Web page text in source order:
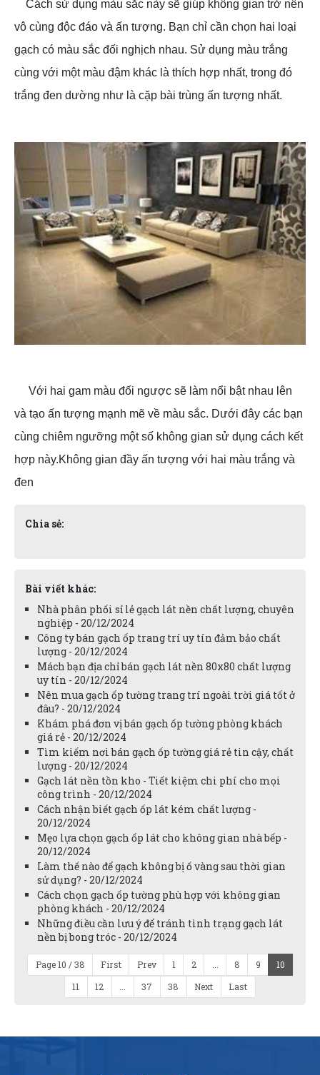
Cách sử dụng màu sắc này sẽ giúp không gian trở nên
vô cùng độc đáo và ấn tượng. Bạn chỉ cần chọn hai loại
gạch có màu sắc đối nghịch nhau. Sử dụng màu trắng
cùng với một màu đậm khác là thích hợp nhất, trong đó
trắng đen dường như là cặp bài trùng ấn tượng nhất.
Với hai gam màu đối ngược sẽ làm nổi bật nhau lên
và tạo ấn tượng mạnh mẽ về màu sắc. Dưới đây các bạn
cùng chiêm ngưỡng một số không gian sử dụng cách kết
hợp này.Không gian đầy ấn tượng với hai màu trắng và
đen
Chia sẻ:
Bài viết khác:
Nhà phân phối sỉ lẻ gạch lát nền chất lượng, chuyên
nghiệp - 20/12/2024
Công ty bán gạch ốp trang trí uy tín đảm bảo chất
lượng - 20/12/2024
Mách bạn địa chỉ bán gạch lát nền 80x80 chất lượng
uy tín - 20/12/2024
Nên mua gạch ốp tường trang trí ngoài trời giá tốt ở
đâu? - 20/12/2024
Khám phá đơn vị bán gạch ốp tường phòng khách
giá rẻ - 20/12/2024
Tìm kiếm nơi bán gạch ốp tường giá rẻ tin cậy, chất
lượng - 20/12/2024
Gạch lát nền tồn kho - Tiết kiệm chi phí cho mọi
công trình - 20/12/2024
Cách nhận biết gạch ốp lát kém chất lượng -
20/12/2024
Mẹo lựa chọn gạch ốp lát cho không gian nhà bếp -
20/12/2024
Làm thế nào để gạch không bị ố vàng sau thời gian
sử dụng? - 20/12/2024
Cách chọn gạch ốp tường phù hợp với không gian
phòng khách - 20/12/2024
Những điều cần lưu ý để tránh tình trạng gạch lát
nền bị bong tróc - 20/12/2024
Page 10 / 38 First Prev 1 2 8 9
10
11
12 37 38 Next Last